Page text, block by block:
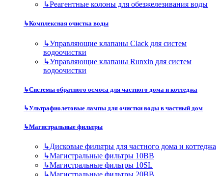
↳Реагентные колоны для обезжелезивания воды
↳Комплексная очистка воды
↳Управляющие клапаны Clack для систем
водоочистки
↳Управляющие клапаны Runxin для систем
водоочистки
↳Системы обратного осмоса для частного дома и коттеджа
↳Ультрафиолетовые лампы для очистки воды в частный дом
↳Магистральные фильтры
↳Дисковые фильтры для частного дома и коттеджа
↳Магистральные фильтры 10BB
↳Магистральные фильтры 10SL